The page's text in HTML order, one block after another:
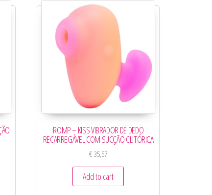
ROMP – KISS VIBRADOR DE DEDO
RECARREGÁVEL COM SUCÇÃO CLITÓRICA
€35,57
Add to cart